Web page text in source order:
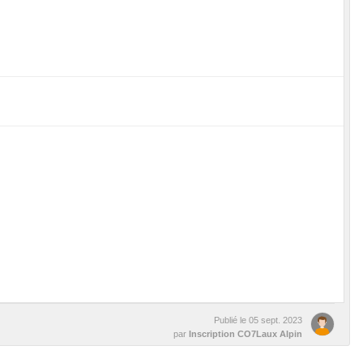
Publié le 05 sept. 2023
par Inscription CO7Laux Alpin